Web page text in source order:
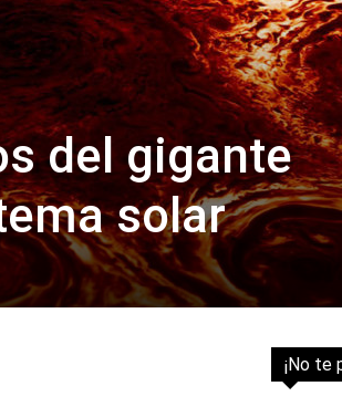
del gigante
solar
¡No te